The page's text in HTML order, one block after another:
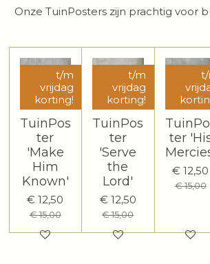
Onze TuinPosters zijn prachtig voor
t/m
vrijdag
korting!
TuinPos
ter
'Make
Him
Known'
€ 12,50
€ 15,00
t/m
vrijdag
korting!
TuinPos
ter
'Serve
the
Lord'
€ 12,50
€ 15,00
ter
€ 12,50
€ 15,00